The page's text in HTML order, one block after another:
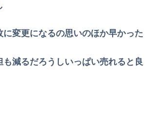
に変更になるの思いのほか早かった
も減るだろうしいっぱい売れると良